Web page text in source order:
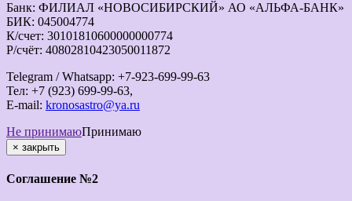
Банк: ФИЛИАЛ «НОВОСИБИРСКИЙ» АО «АЛЬФА-БАНК»
БИК: 045004774
К/счет: 30101810600000000774
Р/счёт: 40802810423050011872
Telegram / Whatsapp: +7-923-699-99-63
Тел: +7 (923) 699-99-63,
E-mail: kronosastro@ya.ru
Не принимаюПринимаю
× закрыть
Соглашение №2